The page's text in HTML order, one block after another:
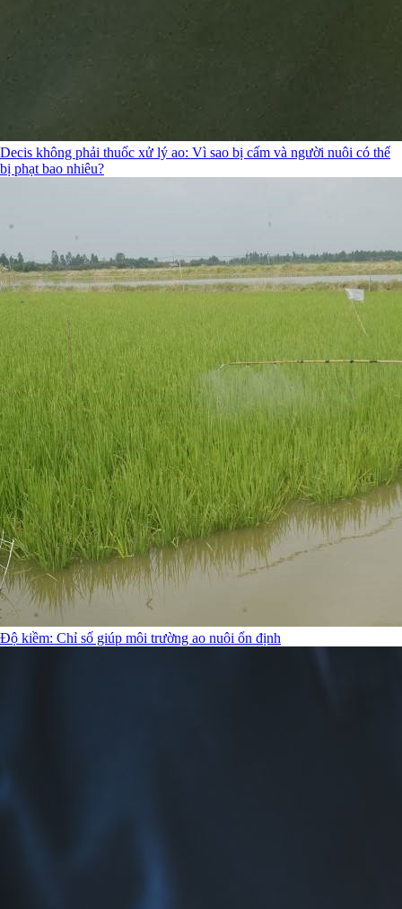
Decis không phải thuốc xử lý ao: Vì sao bị cấm và người nuôi có thể
bị phạt bao nhiêu?
Độ kiềm: Chỉ số giúp môi trường ao nuôi ổn định